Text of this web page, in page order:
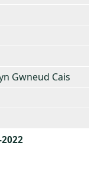
Gwneud Cais